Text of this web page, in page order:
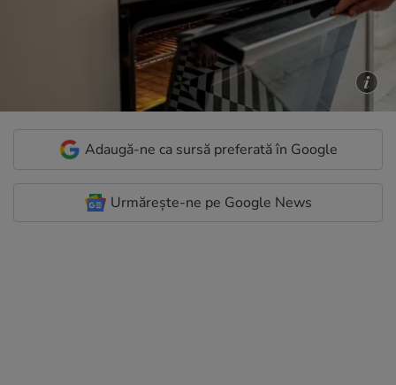
Adaugă-ne ca sursă preferată în Google
Urmărește-ne pe Google News